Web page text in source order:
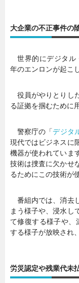
大企業の不正事件の
世界的にデジタル
年のエンロンが起こ
役員がやりとりし
る証拠を掴むために
警察庁の「デジタ
現代ではビジネスに
機器が使われていま
技術は捜査に欠かせ
るためにこの技術が
番組内では、消去
まう様子や、浸水し
て修復する様子や、
する様子が放映され
労災認定や残業代未